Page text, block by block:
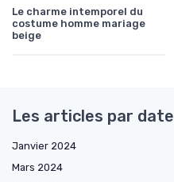
Le charme intemporel du
costume homme mariage
beige
Les articles par date
Janvier 2024
Mars 2024